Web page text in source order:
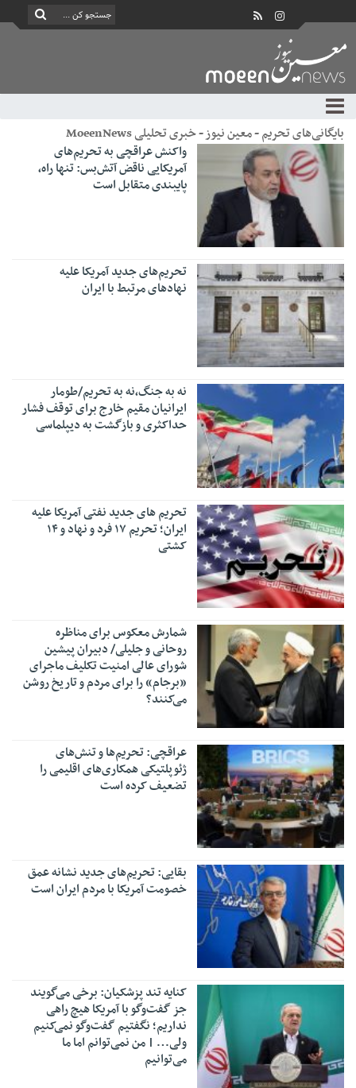
بایگانی‌های تحریم - معین نیوز - خبری تحلیلی MoeenNews
واکنش عراقچی به تحریم‌های
آمریکایی ناقض آتش‌بس: تنها راه،
پایبندی متقابل است
تحریم‌های جدید آمریکا علیه
نهادهای مرتبط با ایران
نه به جنگ،نه به تحریم/طومار
ایرانیان مقیم خارج برای توقف فشار
حداکثری و بازگشت به دیپلماسی
تحریم های جدید نفتی آمریکا علیه
ایران؛ تحریم ۱۷ فرد و نهاد و ۱۴
کشتی
شمارش معکوس برای مناظره
روحانی و جلیلی/ دبیران پیشین
شورای عالی امنیت تکلیف ماجرای
«برجام» را برای مردم و تاریخ روشن
می‌کنند؟
عراقچی: تحریم‌ها و تنش‌های
ژئوپلتیکی همکاری‌های اقلیمی را
تضعیف کرده است
بقایی: تحریم‌های جدید نشانه عمق
خصومت آمریکا با مردم ایران است
کنایه تند پزشکیان: برخی می‌گویند
جز گفت‌وگو با آمریکا هیچ راهی
نداریم؛ نگفتیم گفت‌وگو نمی‌کنیم
ولی… | من نمی‌توانم اما ما
می‌توانیم